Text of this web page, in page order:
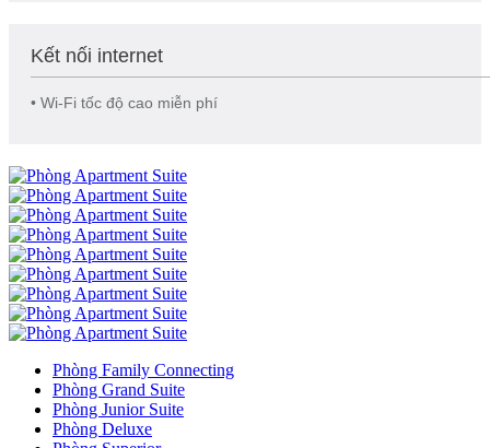
Kết nối internet
• Wi-Fi tốc độ cao miễn phí
Phòng Family Connecting
Phòng Grand Suite
Phòng Junior Suite